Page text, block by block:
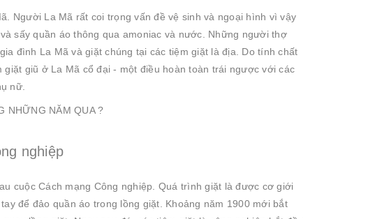
Người La Mã rất coi trọng vấn đề vệ sinh và ngoại hình vì vậy
sấy quần áo thông qua amoniac và nước. Những người thợ
đình La Mã và giặt chúng tại các tiệm giặt là địa. Do tính chất
giũ ở La Mã cổ đại - một điều hoàn toàn trái ngược với các
nữ.
nghiệp
cuộc Cách mạng Công nghiệp. Quá trình giặt là được cơ giới
để đảo quần áo trong lồng giặt. Khoảng năm 1900 mới bắt